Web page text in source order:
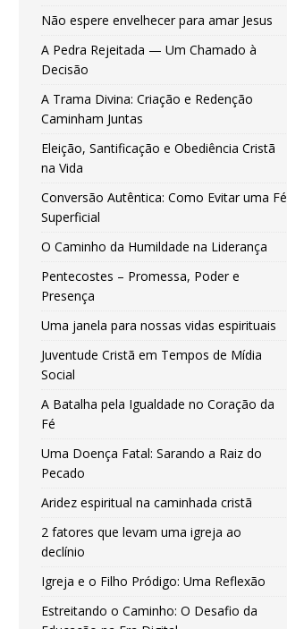
Não espere envelhecer para amar Jesus
A Pedra Rejeitada — Um Chamado à
Decisão
A Trama Divina: Criação e Redenção
Caminham Juntas
Eleição, Santificação e Obediência Cristã
na Vida
Conversão Autêntica: Como Evitar uma Fé
Superficial
O Caminho da Humildade na Liderança
Pentecostes – Promessa, Poder e
Presença
Uma janela para nossas vidas espirituais
Juventude Cristã em Tempos de Mídia
Social
A Batalha pela Igualdade no Coração da
Fé
Uma Doença Fatal: Sarando a Raiz do
Pecado
Aridez espiritual na caminhada cristã
2 fatores que levam uma igreja ao
declínio
Igreja e o Filho Pródigo: Uma Reflexão
Estreitando o Caminho: O Desafio da